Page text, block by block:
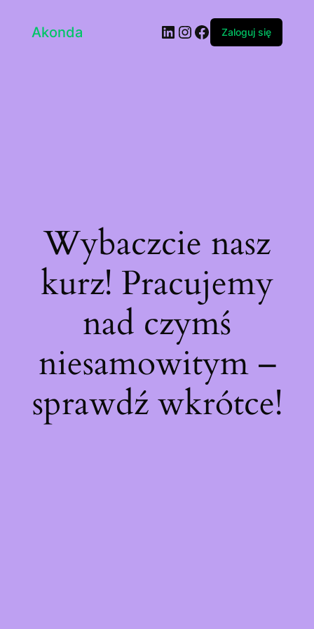
Akonda LinkedIn
Instagram
Facebook
Zaloguj się
Wybaczcie nasz
kurz! Pracujemy
nad czymś
niesamowitym –
sprawdź wkrótce!